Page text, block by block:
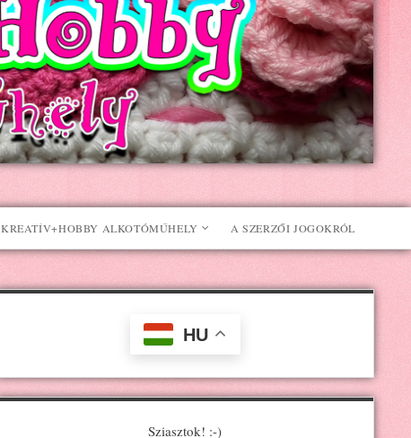
KREATÍV+HOBBY ALKOTÓMŰHELY A SZERZŐI JOGOKRÓL
HU
Sziasztok! :-)